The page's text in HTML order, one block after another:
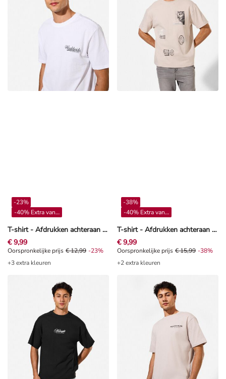
T-shirt - Afdrukken achteraan - wit
-23%
-40% Extra vanaf 4**
€ 9,99
Oorspronkelijke prijs € 12,99, Korting -23%
Oorspronkelijke prijs € 12,99 -23%
+3 extra kleuren
T-shirt - Afdrukken achteraan - Beige
-38%
-40% Extra vanaf 4**
€ 9,99
Oorspronkelijke prijs € 15,99,
Oorspronkelijke prijs € 15,99 -38%
+2 extra kleuren